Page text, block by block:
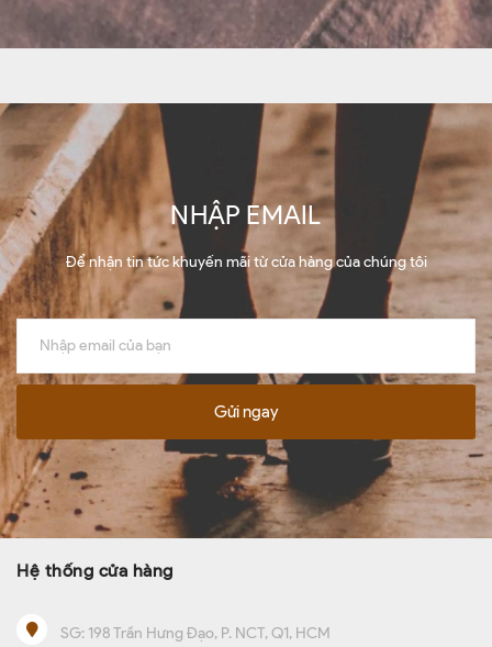
NHẬP EMAIL
Để nhận tin tức khuyến mãi từ cửa hàng của chúng tôi
Gửi ngay
Hệ thống cửa hàng
SG: 198 Trần Hưng Đạo, P. NCT, Q1, HCM